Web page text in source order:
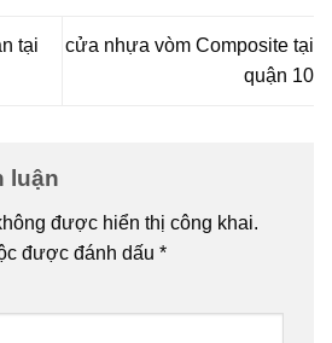
tại
cửa nhựa vòm Composite tại
quận 10
luận
được hiển thị công khai.
được đánh dấu *